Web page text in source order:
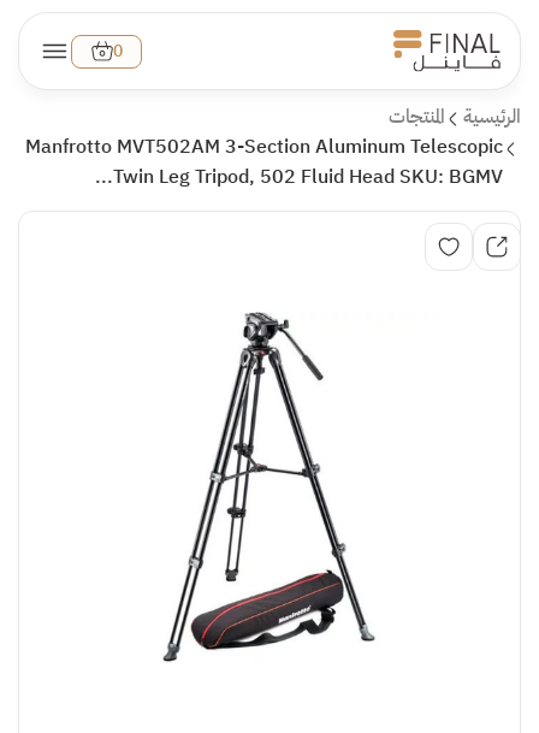
0
الرئيسية
المنتجات
Manfrotto MVT502AM 3-Section Aluminum Telescopic
Twin Leg Tripod, 502 Fluid Head SKU: BGMV...